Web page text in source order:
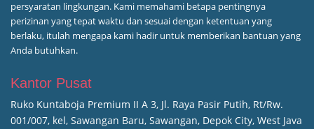
persyaratan lingkungan. Kami memahami betapa pentingnya
perizinan yang tepat waktu dan sesuai dengan ketentuan yang
berlaku, itulah mengapa kami hadir untuk memberikan bantuan yang
Anda butuhkan.
Kantor Pusat
Ruko Kuntaboja Premium II A 3, Jl. Raya Pasir Putih, Rt/Rw.
001/007, kel, Sawangan Baru, Sawangan, Depok City, West Java